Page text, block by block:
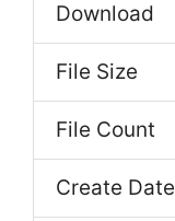
Download
File Size
File Count
Create Date